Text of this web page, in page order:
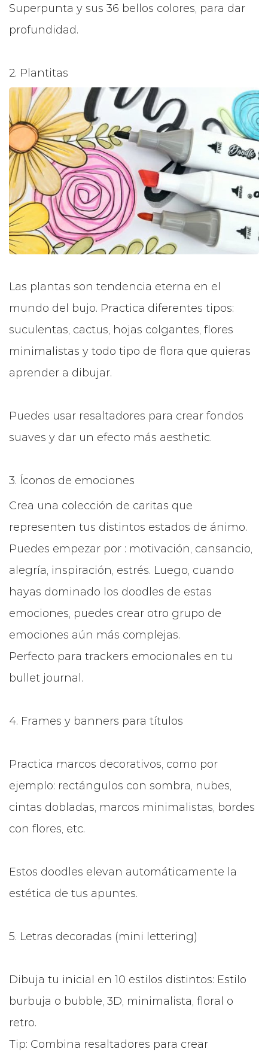
Superpunta y sus 36 bellos colores, para dar
profundidad.
2. Plantitas
Las plantas son tendencia eterna en el
mundo del bujo. Practica diferentes tipos:
suculentas, cactus, hojas colgantes, flores
minimalistas y todo tipo de flora que quieras
aprender a dibujar.
Puedes usar resaltadores para crear fondos
suaves y dar un efecto más aesthetic.
3. Íconos de emociones
Crea una colección de caritas que
representen tus distintos estados de ánimo.
Puedes empezar por : motivación, cansancio,
alegría, inspiración, estrés. Luego, cuando
hayas dominado los doodles de estas
emociones, puedes crear otro grupo de
emociones aún más complejas.
Perfecto para trackers emocionales en tu
bullet journal.
4. Frames y banners para títulos
Practica marcos decorativos, como por
ejemplo: rectángulos con sombra, nubes,
cintas dobladas, marcos minimalistas, bordes
con flores, etc.
Estos doodles elevan automáticamente la
estética de tus apuntes.
5. Letras decoradas (mini lettering)
Dibuja tu inicial en 10 estilos distintos: Estilo
burbuja o bubble, 3D, minimalista, floral o
retro.
Tip: Combina resaltadores para crear